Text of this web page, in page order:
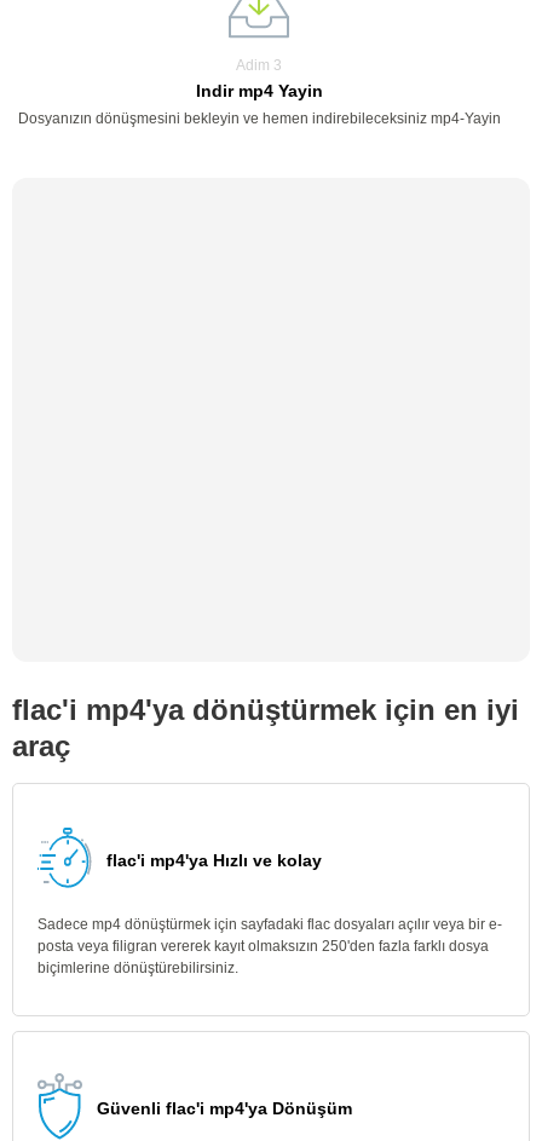
Adim 3
Indir mp4 Yayin
Dosyanızın dönüşmesini bekleyin ve hemen indirebileceksiniz mp4-Yayin
flac'i mp4'ya dönüştürmek için en iyi
araç
flac'i mp4'ya Hızlı ve kolay
Sadece mp4 dönüştürmek için sayfadaki flac dosyaları açılır veya bir e-
posta veya filigran vererek kayıt olmaksızın 250'den fazla farklı dosya
biçimlerine dönüştürebilirsiniz.
Güvenli flac'i mp4'ya Dönüşüm